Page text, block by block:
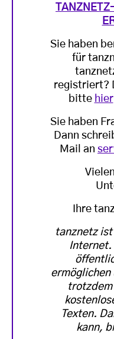
Sie haben
für
registriert?
bitte hier
Sie haben
Dann
Mail an
Ihre
tanznetz ist
Internet.
ermöglichen
trotzdem
Texten.
kann,